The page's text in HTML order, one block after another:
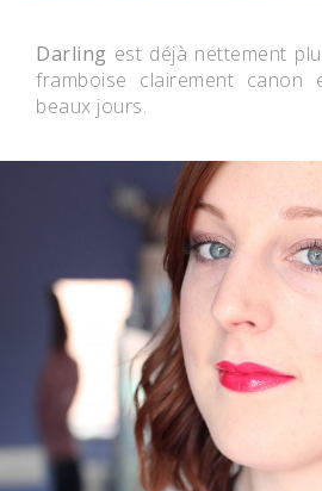
Darling est déjà nettement
framboise clairement
beaux jours.